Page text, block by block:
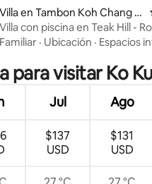
4.87 de 5; 15
Villa en Tambon Koh Chang T
ai
Villa con piscina en Teak Hill -
(Villa Teak Wood Forest -
Familiar · Ubicación · Espacios
para visitar Ko
Jul Ago
$137
USD
$131
USD